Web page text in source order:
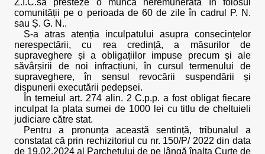
Z.I.C.să presteze o muncă neremunerată în folosul
comunității pe o perioada de 60 de zile în cadrul P. N.
sau Ș. G. N..
S-a atras atenția inculpatului asupra consecințelor
nerespectării, cu rea credință, a măsurilor de
supraveghere și a obligațiilor impuse precum și ale
săvârșirii de noi infracțiuni, în cursul termenului de
supraveghere, în sensul revocării suspendării și
dispunerii executării pedepsei.
În temeiul art. 274 alin. 2 C.p.p. a fost obligat fiecare
inculpat la plata sumei de 1000 lei cu titlu de cheltuieli
judiciare către stat.
Pentru a pronunța această sentință, tribunalul a
constatat că prin rechizitoriul cu nr. 150/P/ 2022 din data
de 19.02.2024 al Parchetului de pe lângă înalta Curte de